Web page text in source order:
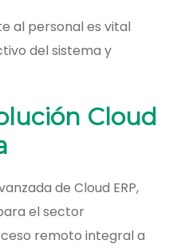
al personal es vital
del sistema y
Cloud
de Cloud ERP,
el sector
remoto integral a